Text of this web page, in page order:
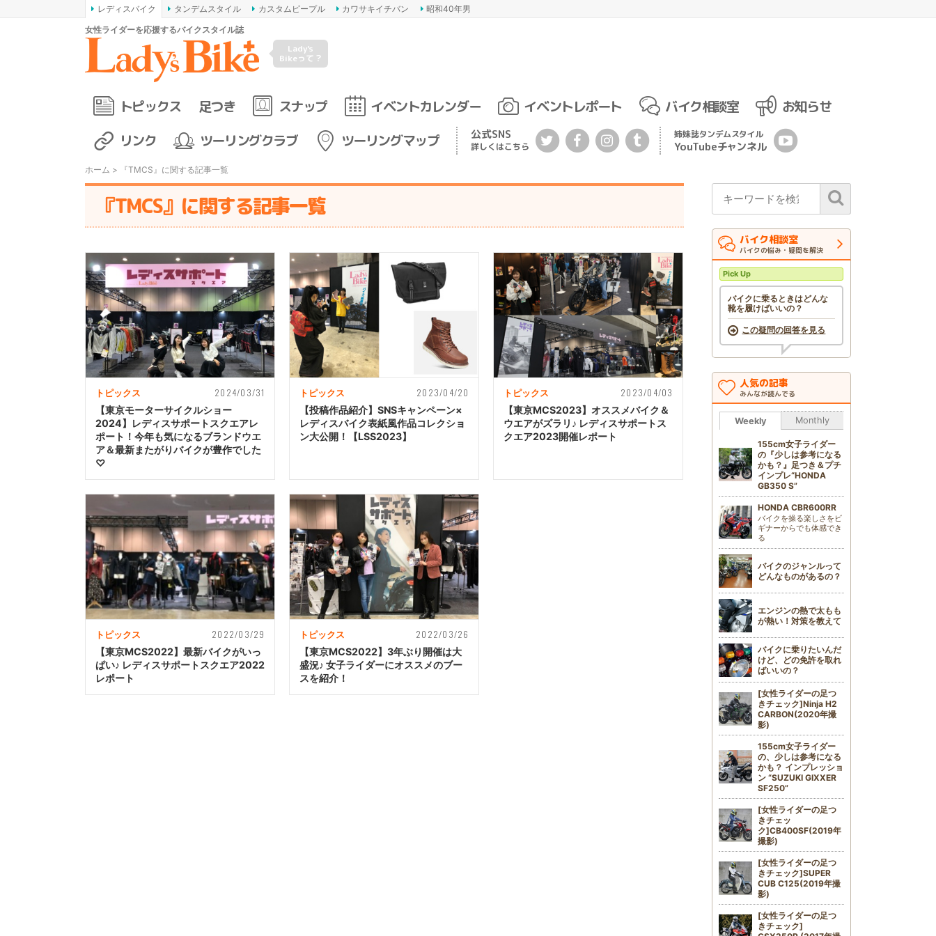
レディスバイク タンデムスタイル カスタムピープル カワサキイチバン
昭和40年男
女性ライダーを応援するバイクスタイル誌
Lady's
Bikeって？
トピックス 足つき スナップ イベントカレンダー イベントレポート バイク相談室
お知らせ
リンク
ツーリングクラブ ツーリングマップ 公式SNS
詳しくはこちら
姉妹誌タンデムスタイル
YouTubeチャンネル
ホーム > 『TMCS』に関する記事一覧
『TMCS』に関する記事一覧
トピックス 2024/03/31
【東京モーターサイクルショー
2024】レディスサポートスクエアレ
ポート！今年も気になるブランドウエ
ア＆最新またがりバイクが豊作でした
♡
トピックス 2023/04/20
【投稿作品紹介】SNSキャンペーン×
レディスバイク表紙風作品コレクショ
ン大公開！【LSS2023】
トピックス 2023/04/03
【東京MCS2023】オススメバイク＆
ウエアがズラリ♪ レディスサポートス
クエア2023開催レポート
トピックス 2022/03/29
【東京MCS2022】最新バイクがいっ
ぱい♪ レディスサポートスクエア2022
レポート
トピックス 2022/03/26
【東京MCS2022】3年ぶり開催は大
盛況♪ 女子ライダーにオススメのブー
スを紹介！
バイク相談室
バイクの悩み・疑問を解決
Pick Up
バイクに乗るときはどんな
靴を履けばいいの？
この疑問の回答を見る
人気の記事
みんなが読んでる
Weekly Monthly
155cm女子ライダー
の『少しは参考になる
かも？』足つき＆プチ
インプレ“HONDA
GB350 S”
HONDA CBR600RR
バイクを操る楽しさをビ
ギナーからでも体感でき
る
バイクのジャンルって
どんなものがあるの？
エンジンの熱で太もも
が熱い！対策を教えて
バイクに乗りたいんだ
けど、どの免許を取れ
ばいいの？
[女性ライダーの足つ
きチェック]Ninja H2
CARBON(2020年撮
影)
155cm女子ライダー
の、少しは参考になる
かも？ インプレッショ
ン “SUZUKI GIXXER
SF250”
[女性ライダーの足つ
きチェッ
ク]CB400SF(2019年
撮影)
[女性ライダーの足つ
きチェック]SUPER
CUB C125(2019年撮
影)
[女性ライダーの足つ
きチェック]